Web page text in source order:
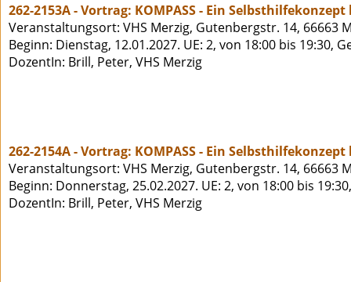
262-2153A - Vortrag: KOMPASS - Ein
Veranstaltungsort: VHS Merzig, Gutenbergstr. 14, 66663
Beginn: Dienstag, 12.01.2027. UE: 2, von 18:00 bis 19:30,
DozentIn: Brill, Peter, VHS Merzig
262-2154A - Vortrag: KOMPASS - Ein
Veranstaltungsort: VHS Merzig, Gutenbergstr. 14, 66663
Beginn: Donnerstag, 25.02.2027. UE: 2, von 18:00 bis
DozentIn: Brill, Peter, VHS Merzig